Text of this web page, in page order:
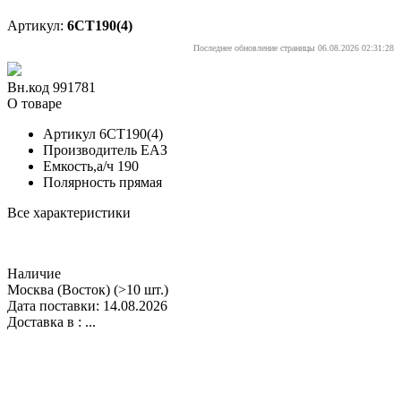
Артикул: 6СТ190(4)
Последнее обновление страницы 06.08.2026 02:31:28
Вн.код 991781
О товаре
Артикул 6СТ190(4)
Производитель ЕАЗ
Емкость,а/ч 190
Полярность прямая
Все характеристики
Наличие
Москва (Восток) (>10 шт.)
Дата поставки: 14.08.2026
Доставка в : ...